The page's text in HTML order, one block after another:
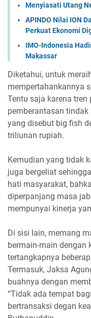
Menyiasati Utang
APINDO Nilai ION
Perkuat Ekonomi
IMO-Indonesia
Makassar
Diketahui, untuk
mempertahankannya
Tentu saja karena
pemberantasan
yang disebut big fish
triliunan rupiah.
Kemudian yang tidak
juga bergeliat
hati masyarakat,
diperpanjang masa
mempunyai kinerja
Di sisi lain, memang
bermain-main dengan
tertangkapnya
Termasuk, Jaksa
buahnya dengan
“Tidak ada tempat
bertransaksi degan